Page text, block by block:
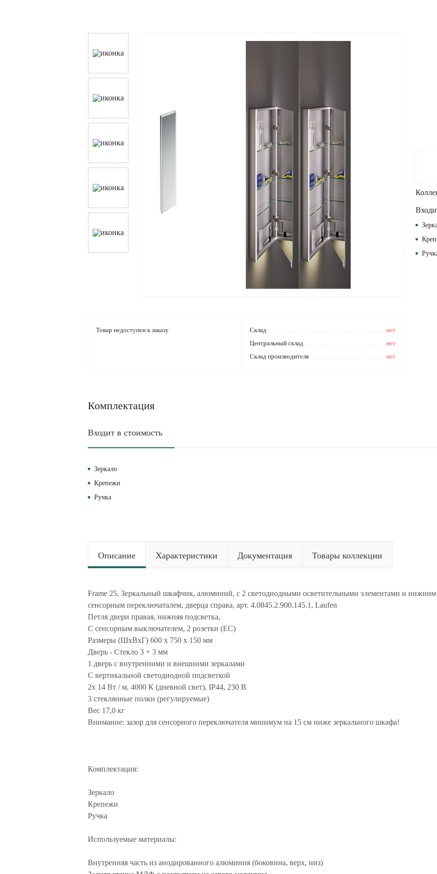
Товар недоступен к заказу Cклад
нет
Центральный склад
нет
Склад производителя
нет
Комплектация
Входит в стоимость
Зеркало
Крепежи
Ручка
Описание Характеристики Документация Товары коллекции
Frame 25, Зеркальный шкафчик, алюминий, с 2 светодиодными осветительными элементами и нижним
сенсорным переключаталем, дверца справа, арт. 4.0845.2.900.145.1, Laufen
Петля двери правая, нижняя подсветка,
С сенсорным выключателем, 2 розетки (ЕС)
Размеры (ШxВxГ) 600 x 750 x 150 мм
Дверь - Стекло 3 + 3 мм
1 дверь с внутренними и внешними зеркалами
С вертикальной светодиодной подсветкой
2x 14 Вт / м, 4000 К (дневной свет), IP44, 230 В
3 стеклянные полки (регулируемые)
Вес 17,0 кг
Внимание: зазор для сенсорного переключателя минимум на 15 см ниже зеркального шкафа!
Комплектация:
Зеркало
Крепежи
Ручка
Используемые материалы:
Внутренняя часть из анодированного алюминия (боковина, верх, низ)